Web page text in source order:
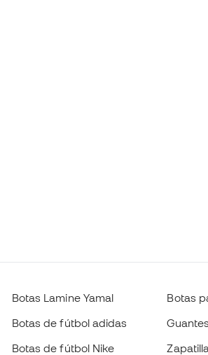
Botas Lamine Yamal
Botas de fútbol adidas
Botas de fútbol Nike
Botas